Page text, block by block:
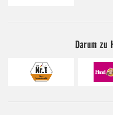
Darum zu